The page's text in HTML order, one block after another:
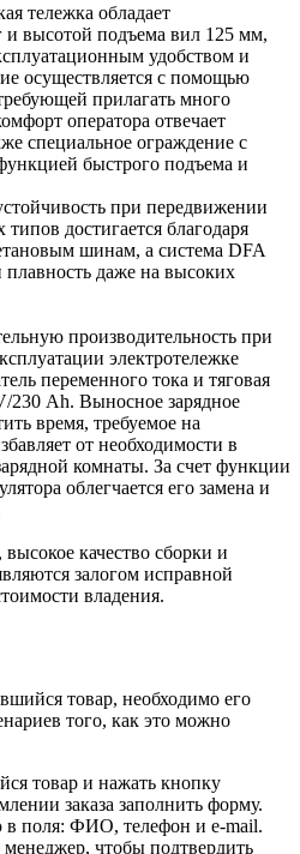
тележка обладает
и высотой подъема вил 125 мм,
удобством и
осуществляется с помощью
прилагать много
оператора отвечает
специальное ограждение с
быстрого подъема и
при передвижении
достигается благодаря
шинам, а система DFA
плавность даже на высоких
производительность при
электротележке
переменного тока и тяговая
230 Аh. Выносное зарядное
время, требуемое на
от необходимости в
комнаты. За счет функции
облегчается его замена и
качество сборки и
залогом исправной
владения.
товар, необходимо его
того, как это можно
товар и нажать кнопку
заказа заполнить форму.
поля: ФИО, телефон и e-mail.
менеджер, чтобы подтвердить